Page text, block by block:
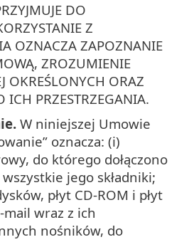
DO
Z
OZNACZA ZAPOZNANIE
ZROZUMIENIE
OKREŚLONYCH ORAZ
PRZESTRZEGANIA.
W niniejszej Umowie
oznacza: (i)
do którego dołączono
jego składniki;
płyt CD-ROM i płyt
mail wraz z ich
nośników, do